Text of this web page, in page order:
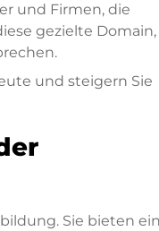
und Firmen, die
gezielte Domain,
und steigern Sie
Sie bieten